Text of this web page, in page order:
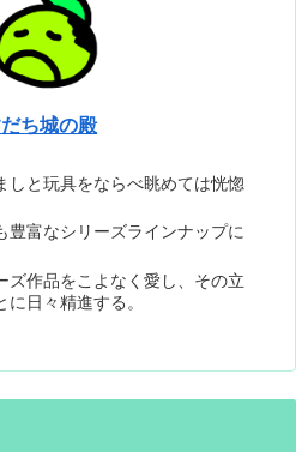
ち城の殿
しと玩具をならべ眺めては恍惚
豊富なシリーズラインナップに
ズ作品をこよなく愛し、その立
日々精進する。